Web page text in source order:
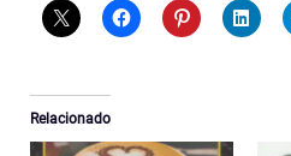
Relacionado